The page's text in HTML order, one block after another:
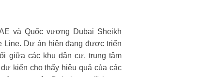
và Quốc vương Dubai Sheikh
Line. Dự án hiện đang được triển
giữa các khu dân cư, trung tâm
kiến cho thấy hiệu quả của các